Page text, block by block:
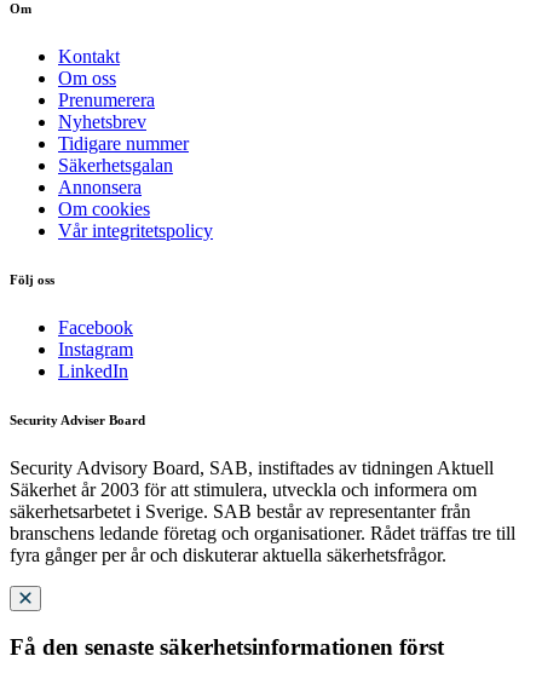
Om
Kontakt
Om oss
Prenumerera
Nyhetsbrev
Tidigare nummer
Säkerhetsgalan
Annonsera
Om cookies
Vår integritetspolicy
Följ oss
Facebook
Instagram
LinkedIn
Security Adviser Board
Security Advisory Board, SAB, instiftades av tidningen Aktuell
Säkerhet år 2003 för att stimulera, utveckla och informera om
säkerhetsarbetet i Sverige. SAB består av representanter från
branschens ledande företag och organisationer. Rådet träffas tre till
fyra gånger per år och diskuterar aktuella säkerhetsfrågor.
Få den senaste säkerhetsinformationen först